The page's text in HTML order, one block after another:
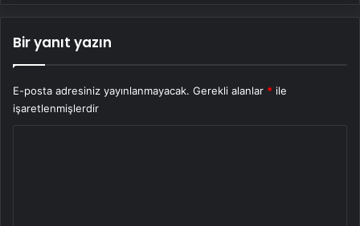
Bir yanıt yazın
E-posta adresiniz yayınlanmayacak. Gerekli alanlar * ile
işaretlenmişlerdir